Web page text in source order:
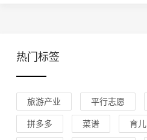
热门标签
旅游产业 平行志愿
拼多多 菜谱 育儿